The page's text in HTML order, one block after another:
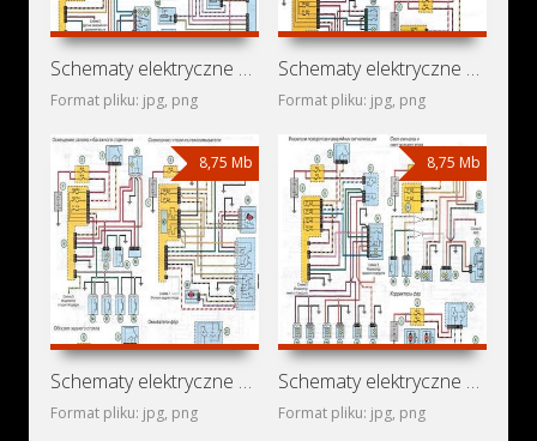
Schematy elektryczne Renault Clio Grande
Format pliku: jpg, png
Schematy elektryczne Renault Clio Campus
Format pliku: jpg, png
8,75 Mb
Schematy elektryczne Renault Clio II
Format pliku: jpg, png
8,75 Mb
Schematy elektryczne Renault Clio 4 Puertas
Format pliku: jpg, png